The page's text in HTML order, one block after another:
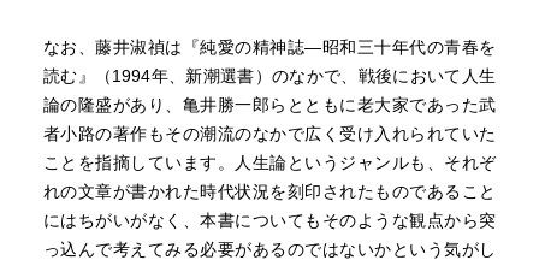
なお、藤井淑禎は『純愛の精神誌―昭和三十年代の青春を
読む』（1994年、新潮選書）のなかで、戦後において人生
論の隆盛があり、亀井勝一郎らとともに老大家であった武
者小路の著作もその潮流のなかで広く受け入れられていた
ことを指摘しています。人生論というジャンルも、それぞ
れの文章が書かれた時代状況を刻印されたものであること
にはちがいがなく、本書についてもそのような観点から突
っ込んで考えてみる必要があるのではないかという気がし